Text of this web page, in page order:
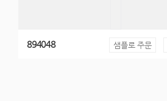
894048 샘플로 주문